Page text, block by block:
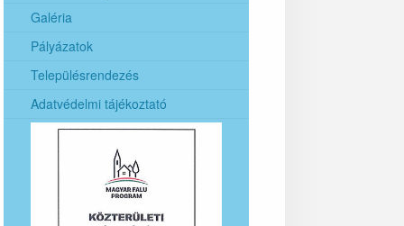
általános választása
képviselők általános választása
Galéria
Pályázatok
Településrendezés
Adatvédelmi tájékoztató